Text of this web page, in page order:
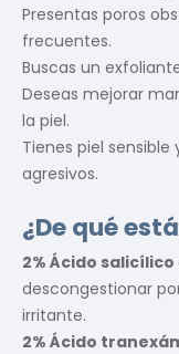
Presentas poros
frecuentes.
Buscas un
Deseas mejorar
la piel.
Tienes piel
agresivos.
¿De qué
2% Ácido
descongestionar
irritante.
2% Ácido